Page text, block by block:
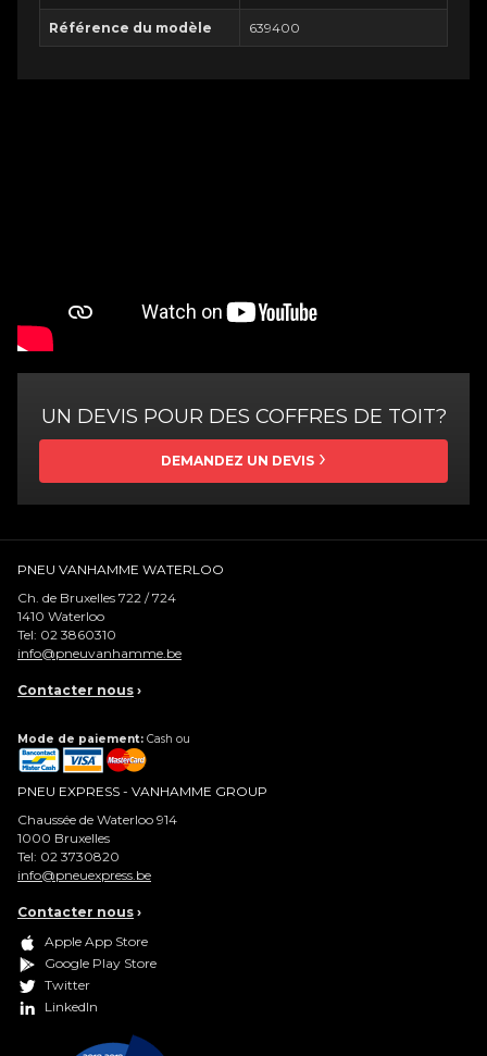
Référence du modèle 639400
UN DEVIS POUR DES COFFRES DE TOIT?
DEMANDEZ UN DEVIS
PNEU VANHAMME WATERLOO
Ch. de Bruxelles 722 / 724
1410 Waterloo
Tel: 02 3860310
info@pneuvanhamme.be
Contacter nous ›
Mode de paiement: Cash ou
PNEU EXPRESS - VANHAMME GROUP
Chaussée de Waterloo 914
1000 Bruxelles
Tel: 02 3730820
info@pneuexpress.be
Contacter nous ›
Apple App Store
Google Play Store
Twitter
LinkedIn